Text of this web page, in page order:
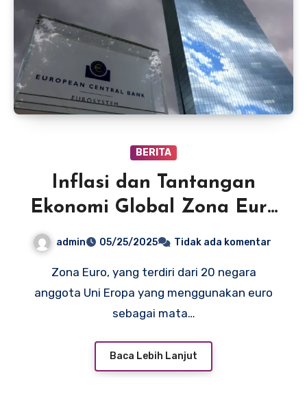
BERITA
Inflasi dan Tantangan
Ekonomi Global Zona Euro
admin 05/25/2025 Tidak ada komentar
Zona Euro, yang terdiri dari 20 negara
anggota Uni Eropa yang menggunakan euro
sebagai mata…
Baca Lebih Lanjut